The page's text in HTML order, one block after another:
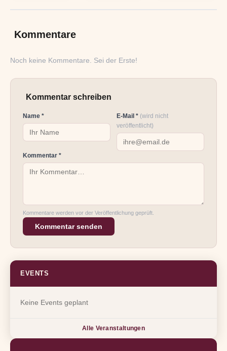
Kommentare
Noch keine Kommentare. Sei der Erste!
Kommentar schreiben
Name * E-Mail * (wird nicht
veröffentlicht)
Kommentar *
Kommentare werden vor der Veröffentlichung geprüft.
Kommentar senden
EVENTS
Keine Events geplant
Alle Veranstaltungen